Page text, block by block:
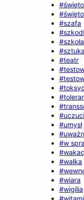
#święto
#szafa
#sztuka
#teatr
#umysł
#w
#walka
#wiara
#wigilia